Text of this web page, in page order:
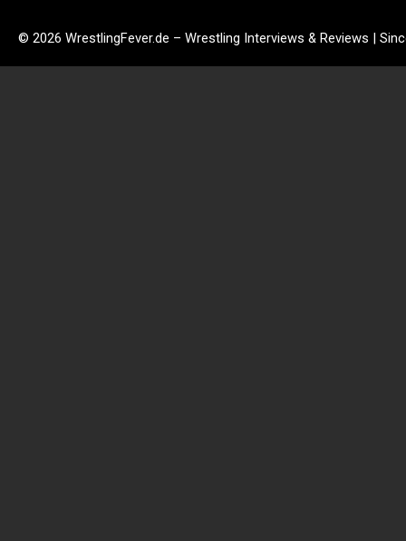
© 2026 WrestlingFever.de – Wrestling Interviews & Reviews |